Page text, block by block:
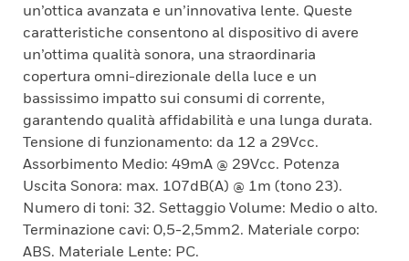
un’ottica avanzata e un’innovativa lente. Queste
caratteristiche consentono al dispositivo di avere
un’ottima qualità sonora, una straordinaria
copertura omni-direzionale della luce e un
bassissimo impatto sui consumi di corrente,
garantendo qualità affidabilità e una lunga durata.
Tensione di funzionamento: da 12 a 29Vcc.
Assorbimento Medio: 49mA @ 29Vcc. Potenza
Uscita Sonora: max. 107dB(A) @ 1m (tono 23).
Numero di toni: 32. Settaggio Volume: Medio o alto.
Terminazione cavi: 0,5-2,5mm2. Materiale corpo:
ABS. Materiale Lente: PC.